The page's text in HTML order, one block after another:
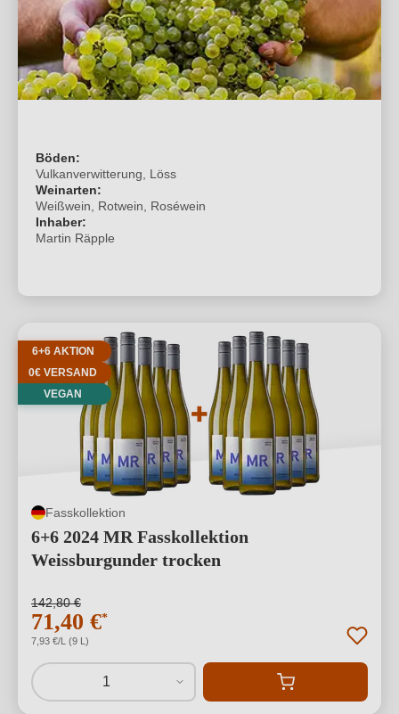
Böden:
Vulkanverwitterung, Löss
Weinarten:
Weißwein, Rotwein, Roséwein
Inhaber:
Martin Räpple
6+6 AKTION
0€ VERSAND
VEGAN
Fasskollektion
6+6 2024 MR Fasskollektion
Weissburgunder trocken
142,80 €
71,40 €*
7,93 €/L (9 L)
1